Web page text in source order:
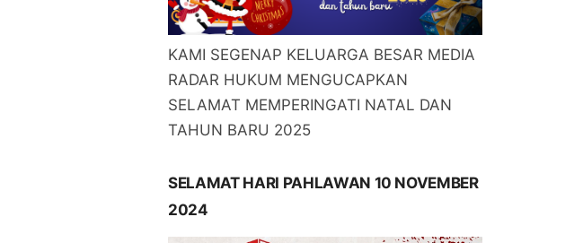
KAMI SEGENAP KELUARGA BESAR MEDIA
RADAR HUKUM MENGUCAPKAN
SELAMAT MEMPERINGATI NATAL DAN
TAHUN BARU 2025
SELAMAT HARI PAHLAWAN 10 NOVEMBER
2024